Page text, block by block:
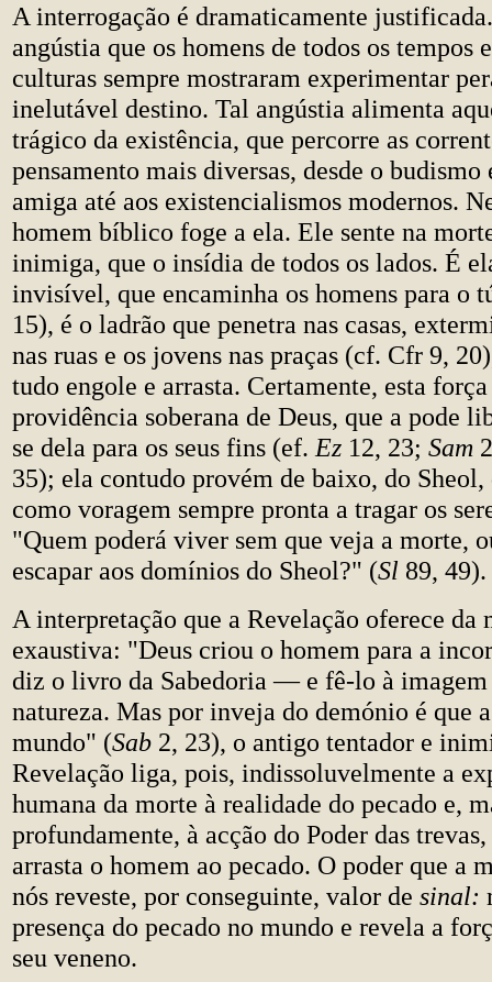
A interrogação é dramaticamente
angústia que os homens de todos os tempos
culturas sempre mostraram experimentar
inelutável destino. Tal angústia alimenta
trágico da existência, que percorre as
pensamento mais diversas, desde o budismo
amiga até aos existencialismos modernos.
homem bíblico foge a ela. Ele sente na
inimiga, que o insídia de todos os lados. É
invisível, que encaminha os homens para o
15), é o ladrão que penetra nas casas,
nas ruas e os jovens nas praças (cf. Cfr 9,
tudo engole e arrasta. Certamente, esta força
providência soberana de Deus, que a pode
se dela para os seus fins (ef. Ez 12, 23; Sam
35); ela contudo provém de baixo, do Sheol,
como voragem sempre pronta a tragar os
"Quem poderá viver sem que veja a morte,
escapar aos domínios do Sheol?" (Sl 89, 49).
A interpretação que a Revelação oferece da
exaustiva: "Deus criou o homem para a
diz o livro da Sabedoria — e fê-lo à imagem
natureza. Mas por inveja do demónio é que
mundo" (Sab 2, 23), o antigo tentador e
Revelação liga, pois, indissoluvelmente a
humana da morte à realidade do pecado e,
profundamente, à acção do Poder das
arrasta o homem ao pecado. O poder que a
nós reveste, por conseguinte, valor de sinal:
presença do pecado no mundo e revela a
seu veneno.